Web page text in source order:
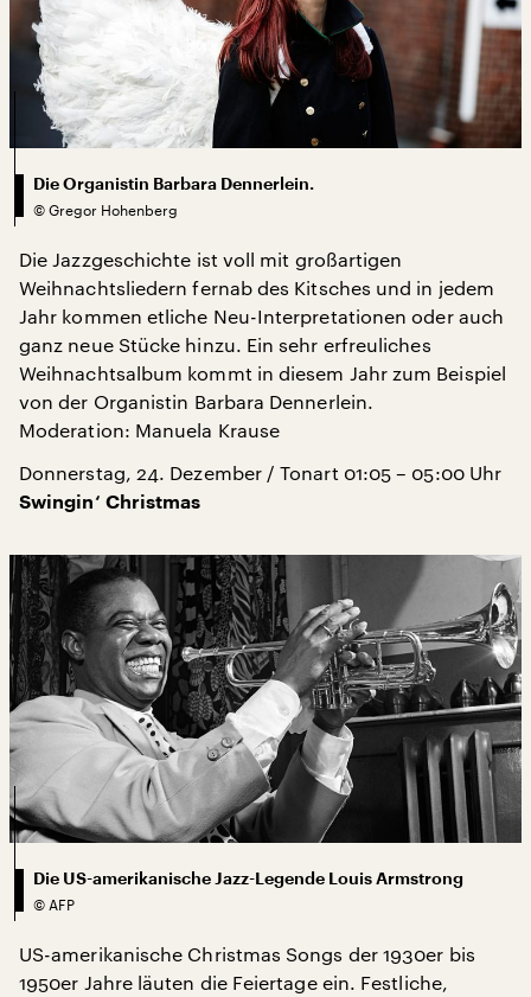
Die Organistin Barbara Dennerlein.
© Gregor Hohenberg
Die Jazzgeschichte ist voll mit großartigen
Weihnachtsliedern fernab des Kitsches und in jedem
Jahr kommen etliche Neu-Interpretationen oder auch
ganz neue Stücke hinzu. Ein sehr erfreuliches
Weihnachtsalbum kommt in diesem Jahr zum Beispiel
von der Organistin Barbara Dennerlein.
Moderation: Manuela Krause
Donnerstag, 24. Dezember / Tonart 01:05 – 05:00 Uhr
Swingin‘ Christmas
Die US-amerikanische Jazz-Legende Louis Armstrong
© AFP
US-amerikanische Christmas Songs der 1930er bis
1950er Jahre läuten die Feiertage ein. Festliche,